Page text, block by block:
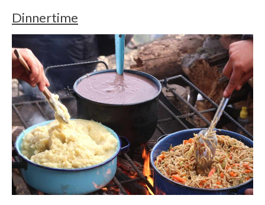
Dinnertime